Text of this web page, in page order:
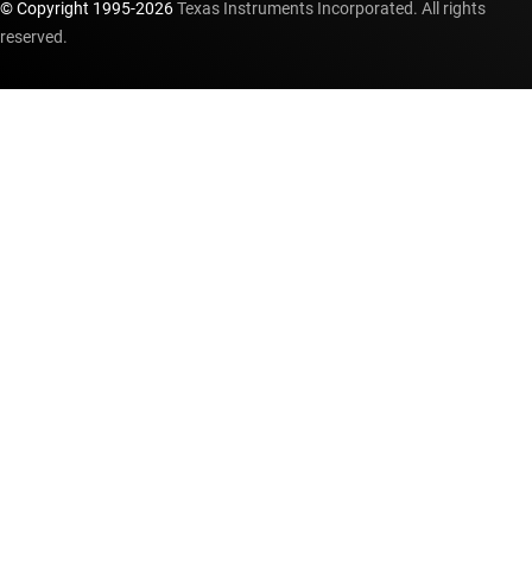
© Copyright 1995-2026Texas Instruments Incorporated. All rights
reserved.